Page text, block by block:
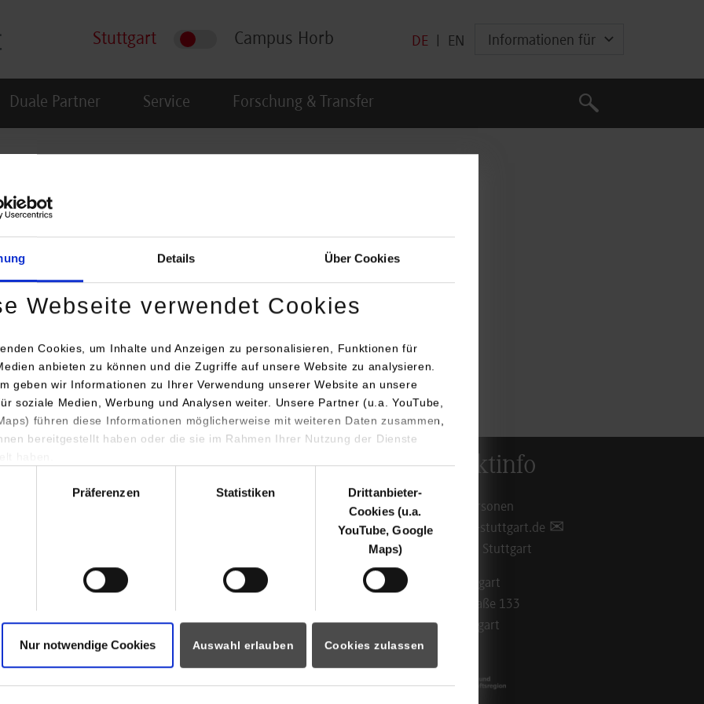
Details Über Cookies
Webseite verwendet Cookies
Cookies, um Inhalte und Anzeigen zu personalisieren, Funktionen für
anbieten zu können und die Zugriffe auf unsere Website zu analysieren.
geben wir Informationen zu Ihrer Verwendung unserer Website an unsere
soziale Medien, Werbung und Analysen weiter. Unsere Partner (u.a. YouTube,
führen diese Informationen möglicherweise mit weiteren Daten zusammen,
bereitgestellt haben oder die sie im Rahmen Ihrer Nutzung der Dienste
Präferenzen Statistiken
Drittanbieter-
Cookies (u.a.
YouTube, Google
Maps)
Nur notwendige Cookies Auswahl erlauben Cookies zulassen
Stuttgart Campus Horb DE EN Informationen für
Duale Partner Service Forschung & Transfer
Suche
Suche
Waltz, MBA
und Qualitätsmanagement
für
Visitors
Portale
Intranet / Sharepoint
Kontaktinfo
Ansprechpersonen
info@dhbw-stuttgart.de
Standorte in Stuttgart
DHBW Stuttgart
Rotebühlstraße 133
70197 Stuttgart